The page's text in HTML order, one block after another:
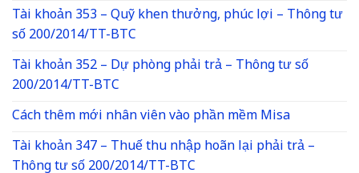
Tài khoản 353 – Quỹ khen thưởng, phúc lợi – Thông tư
số 200/2014/TT-BTC
Tài khoản 352 – Dự phòng phải trả – Thông tư số
200/2014/TT-BTC
Cách thêm mới nhân viên vào phần mềm Misa
Tài khoản 347 – Thuế thu nhập hoãn lại phải trả –
Thông tư số 200/2014/TT-BTC